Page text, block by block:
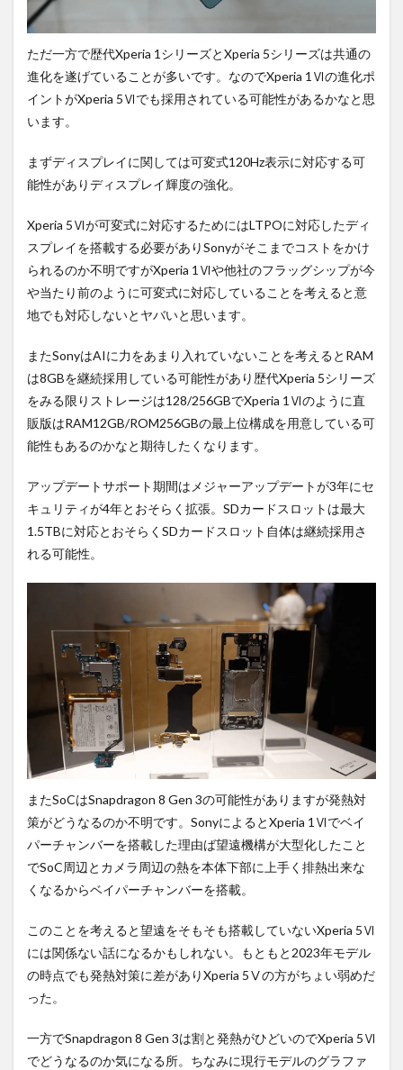
ただ一方で歴代Xperia 1シリーズとXperia 5シリーズは共通の
進化を遂げていることが多いです。なのでXperia 1Ⅵの進化ポ
イントがXperia 5Ⅵでも採用されている可能性があるかなと思
います。
まずディスプレイに関しては可変式120Hz表示に対応する可
能性がありディスプレイ輝度の強化。
Xperia 5Ⅵが可変式に対応するためにはLTPOに対応したディ
スプレイを搭載する必要がありSonyがそこまでコストをかけ
られるのか不明ですがXperia 1Ⅵや他社のフラッグシップが今
や当たり前のように可変式に対応していることを考えると意
地でも対応しないとヤバいと思います。
またSonyはAIに力をあまり入れていないことを考えるとRAM
は8GBを継続採用している可能性があり歴代Xperia 5シリーズ
をみる限りストレージは128/256GBでXperia 1Ⅵのように直
販版はRAM12GB/ROM256GBの最上位構成を用意している可
能性もあるのかなと期待したくなります。
アップデートサポート期間はメジャーアップデートが3年にセ
キュリティが4年とおそらく拡張。SDカードスロットは最大
1.5TBに対応とおそらくSDカードスロット自体は継続採用さ
れる可能性。
またSoCはSnapdragon 8 Gen 3の可能性がありますが発熱対
策がどうなるのか不明です。SonyによるとXperia 1Ⅵでベイ
パーチャンバーを搭載した理由ば望遠機構が大型化したこと
でSoC周辺とカメラ周辺の熱を本体下部に上手く排熱出来な
くなるからベイパーチャンバーを搭載。
このことを考えると望遠をそもそも搭載していないXperia 5Ⅵ
には関係ない話になるかもしれない。もともと2023年モデル
の時点でも発熱対策に差がありXperia 5Ⅴの方がちょい弱めだ
った。
一方でSnapdragon 8 Gen 3は割と発熱がひどいのでXperia 5Ⅵ
でどうなるのか気になる所。ちなみに現行モデルのグラファ